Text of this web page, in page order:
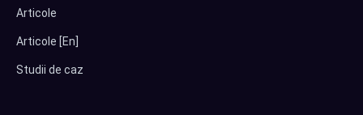
Articole
Articole [En]
Studii de caz